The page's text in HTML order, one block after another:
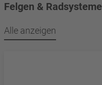
Felgen & Radsysteme
Alle anzeigen